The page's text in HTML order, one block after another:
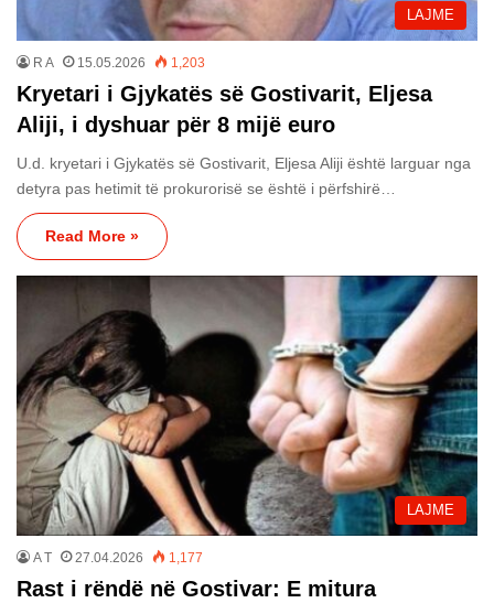
LAJME
R A 15.05.2026 1,203
Kryetari i Gjykatës së Gostivarit, Eljesa
Aliji, i dyshuar për 8 mijë euro
U.d. kryetari i Gjykatës së Gostivarit, Eljesa Aliji është larguar nga
detyra pas hetimit të prokurorisë se është i përfshirë…
Read More »
LAJME
A T 27.04.2026 1,177
Rast i rëndë në Gostivar: E mitura